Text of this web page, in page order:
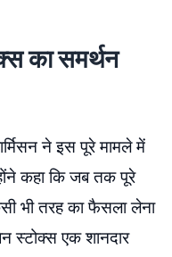
का समर्थन
ने इस पूरे मामले में
कहा कि जब तक पूरे
भी तरह का फैसला लेना
स्टोक्स एक शानदार